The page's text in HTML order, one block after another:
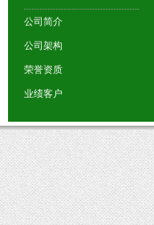
公司简介
公司架构
荣誉资质
业绩客户